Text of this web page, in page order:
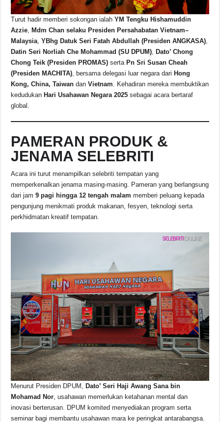
Turut hadir memberi sokongan ialahYM Tengku Hishamuddin
Azzie, Mdm Chan selaku Presiden Persahabatan Vietnam–
Malaysia,YBhg Datuk Seri Fatah Abdullah (Presiden ANGKASA),
Datin Seri Norliah Che Mohammad (SU DPUM), Dato’ Chong
Chong Teik (Presiden PROMAS) serta Pn Sri Susan Cheah
(Presiden MACHITA), bersama delegasi luar negara dari Hong
Kong, China, TaiwandanVietnam. Kehadiran mereka membuktikan
kedudukan Hari Usahawan Negara 2025 sebagai acara bertaraf
global.
PAMERAN PRODUK &
JENAMA SELEBRITI
Acara ini turut menampilkan selebriti tempatan yang
memperkenalkan jenama masing-masing. Pameran yang berlangsung
dari jam9 pagi hingga 12 tengah malam memberi peluang kepada
pengunjung menikmati produk makanan, fesyen, teknologi serta
perkhidmatan kreatif tempatan.
Menurut Presiden DPUM,
Dato’ Seri Haji Awang Sana bin
Mohamad Nor , usahawan memerlukan ketahanan mental dan
inovasi berterusan. DPUM komited menyediakan program serta
seminar bagi membantu usahawan mara ke peringkat antarabangsa.